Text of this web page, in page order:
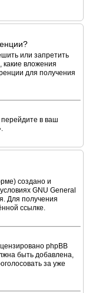
или запретить
вложения
для получения
в ваш
создано и
GNU General
Для получения
ссылке.
phpBB
быть добавлена,
за уже